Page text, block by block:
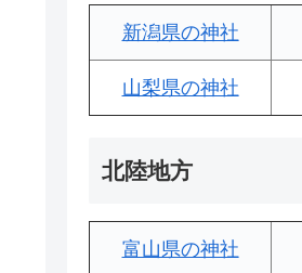
新潟県の神社
山梨県の神社
北陸地方
富山県の神社